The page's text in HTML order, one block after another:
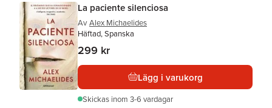
La paciente silenciosa
Av Alex Michaelides
Häftad, Spanska
299 kr
Lägg i varukorg
Skickas inom 3-6 vardagar